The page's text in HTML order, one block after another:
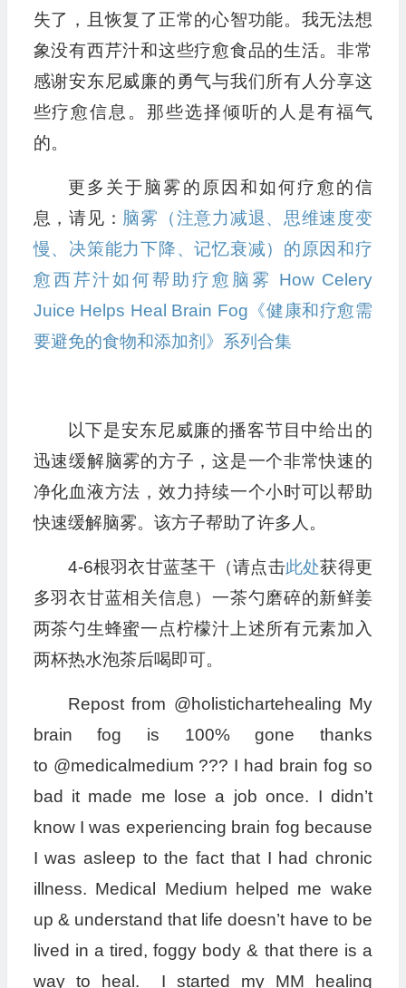
失了，且恢复了正常的心智功能。我无法想
象没有西芹汁和这些疗愈食品的生活。非常
感谢安东尼威廉的勇气与我们所有人分享这
些疗愈信息。那些选择倾听的人是有福气
的。
更多关于脑雾的原因和如何疗愈的信
息，请见： 脑雾（注意力减退、思维速度变
慢、决策能力下降、记忆衰减）的原因和疗
愈西芹汁如何帮助疗愈脑雾 How Celery
Juice Helps Heal Brain Fog 《健康和疗愈需
要避免的食物和添加剂》系列合集
以下是安东尼威廉的播客节目中给出的
迅速缓解脑雾的方子，这是一个非常快速的
净化血液方法，效力持续一个小时可以帮助
快速缓解脑雾。该方子帮助了许多人。
4-6根羽衣甘蓝茎干（请点击此处获得更
多羽衣甘蓝相关信息）一茶勺磨碎的新鲜姜
两茶勺生蜂蜜一点柠檬汁上述所有元素加入
两杯热水泡茶后喝即可。
Repost from @holistichartehealing My
brain fog is 100% gone thanks
to @medicalmedium ??? I had brain fog so
bad it made me lose a job once. I didn’t
know I was experiencing brain fog because
I was asleep to the fact that I had chronic
illness. Medical Medium helped me wake
up & understand that life doesn’t have to be
lived in a tired, foggy body & that there is a
way to heal. I started my MM healing